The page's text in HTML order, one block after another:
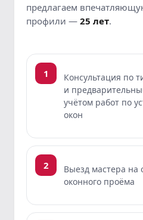
предлагаем
профили — 25 лет.
1
Консультация по
и
учётом работ по
окон
2
Выезд мастера на
оконного проёма